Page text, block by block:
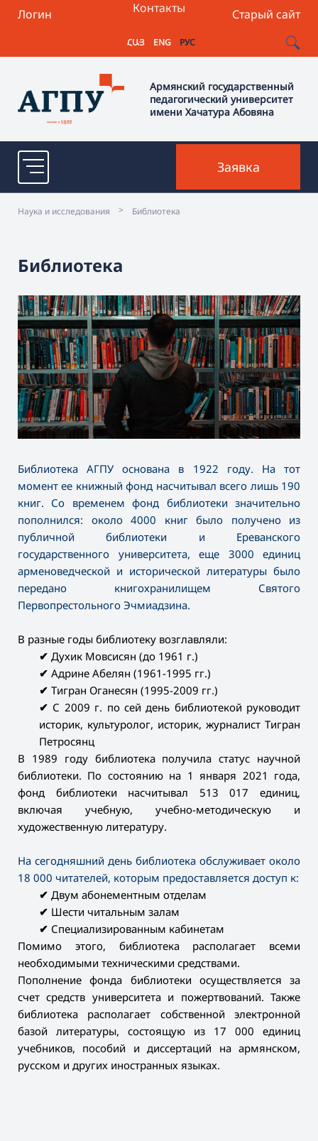
Логин Старый сайт
Контакты
ՀԱՅ ENG РУС
Армянский государственный
педагогический университет
имени Хачатура Абовяна
Заявка
Наука и исследования > Библиотека
Библиотека
Библиотека АГПУ основана в 1922 году. На тот
момент ее книжный фонд насчитывал всего лишь 190
книг. Со временем фонд библиотеки значительно
пополнился: около 4000 книг было получено из
публичной библиотеки и Ереванского
государственного университета, еще 3000 единиц
арменоведческой и исторической литературы было
передано книгохранилищем Святого
Первопрестольного Эчмиадзина.
В разные годы библиотеку возглавляли:
✔ Духик Мовсисян (до 1961 г.)
✔ Адрине Абелян (1961-1995 гг.)
✔ Тигран Оганесян (1995-2009 гг.)
✔ С 2009 г. по сей день библиотекой руководит
историк, культуролог, историк, журналист Тигран
Петросянц
В 1989 году библиотека получила статус научной
библиотеки. По состоянию на 1 января 2021 года,
фонд библиотеки насчитывал 513 017 единиц,
включая учебную, учебно-методическую и
художественную литературу.
На сегодняшний день библиотека обслуживает около
18 000 читателей, которым предоставляется доступ к:
✔ Двум абонементным отделам
✔ Шести читальным залам
✔ Специализированным кабинетам
Помимо этого, библиотека располагает всеми
необходимыми техническими средствами.
Пополнение фонда библиотеки осуществляется за
счет средств университета и пожертвований. Также
библиотека располагает собственной электронной
базой литературы, состоящую из 17 000 единиц
учебников, пособий и диссертаций на армянском,
русском и других иностранных языках.